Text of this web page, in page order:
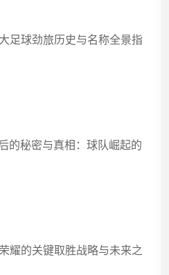
足球劲旅历史与名称全景指
的秘密与真相：球队崛起的
耀的关键取胜战略与未来之